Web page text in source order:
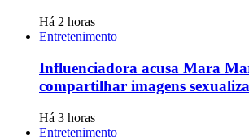
Há 2 horas
Entretenimento
Influenciadora acusa Mara
compartilhar imagens
Há 3 horas
Entretenimento